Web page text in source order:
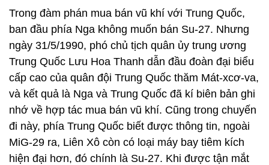
Trong đàm phán mua bán vũ khí với Trung Quốc,
ban đầu phía Nga không muốn bán Su-27. Nhưng
ngày 31/5/1990, phó chủ tịch quân ủy trung ương
Trung Quốc Lưu Hoa Thanh dẫn đầu đoàn đại biểu
cấp cao của quân đội Trung Quốc thăm Mát-xcơ-va,
và kết quả là Nga và Trung Quốc đã kí biên bản ghi
nhớ về hợp tác mua bán vũ khí. Cũng trong chuyến
đi này, phía Trung Quốc biết được thông tin, ngoài
MiG-29 ra, Liên Xô còn có loại máy bay tiêm kích
hiện đại hơn, đó chính là Su-27. Khi được tận mắt